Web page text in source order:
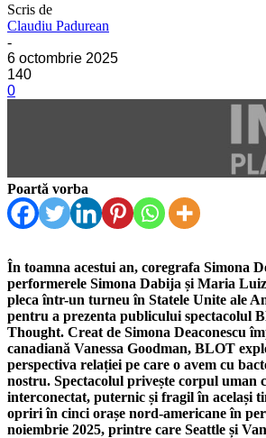
Scris de
Claudiu Padurean
-
6 octombrie 2025
140
0
Poartă vorba
În toamna acestui an, coregrafa Simona
performerele Simona Dabija și Maria
pleca într-un turneu în Statele Unite ale
pentru a prezenta publicului spectacolul
Thought. Creat de Simona Deaconescu
canadiană Vanessa Goodman, BLOT
perspectiva relației pe care o avem cu
nostru. Spectacolul privește corpul uman
interconectat, puternic și fragil în același
opriri în cinci orașe nord-americane în
noiembrie 2025, printre care Seattle și